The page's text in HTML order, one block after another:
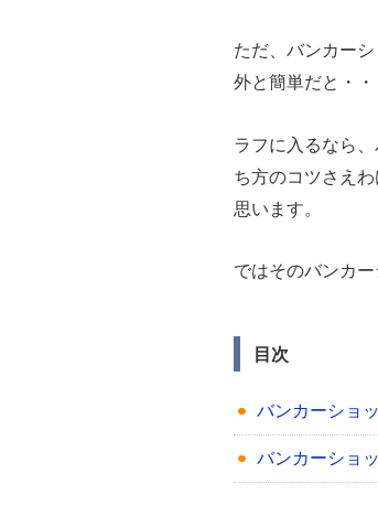
ただ、バンカー
外と簡単だと・・
ラフに入るなら
ち方のコツさえ
思います。
ではそのバンカ
目次
バンカーショ
バンカーショ